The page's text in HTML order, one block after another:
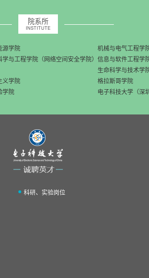
院系所
INSTITUTE
源学院 机械与电气工程学
与工程学院（网络空间安全学院） 信息与软件工程学
生命科学与技术学
义学院 格拉斯哥学院
学院 电子科技大学（深
科研、实验岗位